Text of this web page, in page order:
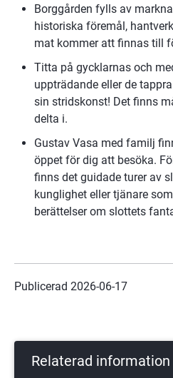
Borggården fylls av
historiska föremål,
mat kommer att finnas till
Titta på gycklarnas och
uppträdande eller de
sin stridskonst! Det finns
delta i.
Gustav Vasa med familj
öppet för dig att besöka.
finns det guidade turer av
kunglighet eller tjänare
berättelser om slottets
Publicerad 2026-06-17
Relaterad information